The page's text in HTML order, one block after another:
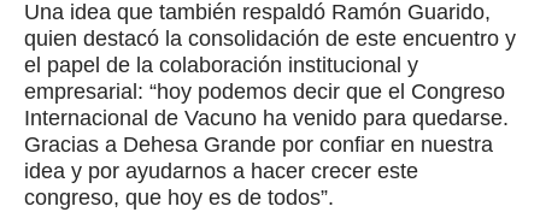
Una idea que también respaldó Ramón Guarido,
quien destacó la consolidación de este encuentro y
el papel de la colaboración institucional y
empresarial: “hoy podemos decir que el Congreso
Internacional de Vacuno ha venido para quedarse.
Gracias a Dehesa Grande por confiar en nuestra
idea y por ayudarnos a hacer crecer este
congreso, que hoy es de todos”.